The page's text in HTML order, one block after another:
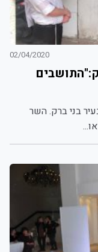
02/04/2020
בני ברק. השר